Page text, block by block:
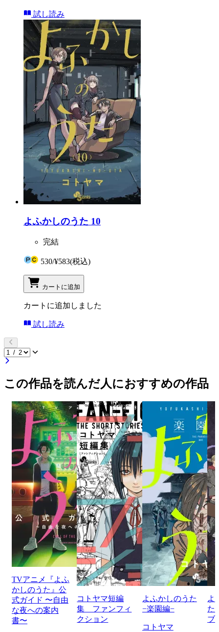
試し読み
よふかしのうた 10
完結
530/¥583(税込)
カートに追加
カートに追加しました
試し読み
この作品を読んだ人におすすめの作品
TVアニメ『よふ
かしのうた』公
式ガイド 〜自由
な夜への案内
書〜
コトヤマ短編
集 ファンフィ
クション
よふかしのうた
−楽園編−
コトヤマ
よ
た
ブ